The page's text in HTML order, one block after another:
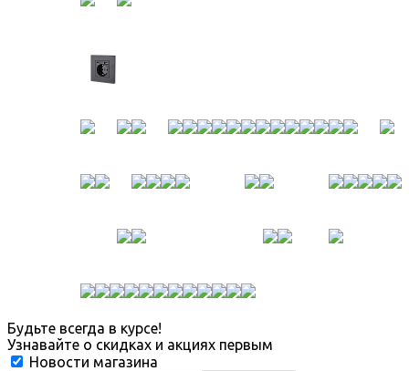
Будьте всегда в курсе!
Узнавайте о скидках и акциях первым
Новости магазина